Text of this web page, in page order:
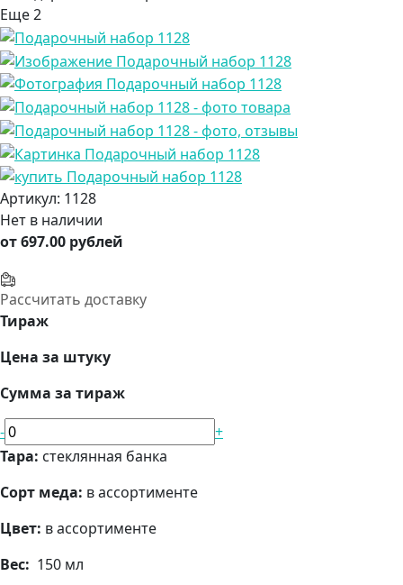
Еще2
Артикул: 1128
Нет в наличии
от 697.00 рублей
Рассчитать доставку
Тираж
Цена за штуку
Сумма за тираж
-
+
Тара: стеклянная банка
Сорт меда: в ассортименте
Цвет: в ассортименте
Вес: 150 мл